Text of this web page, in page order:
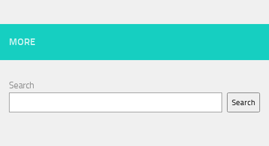
MORE
Search
Search